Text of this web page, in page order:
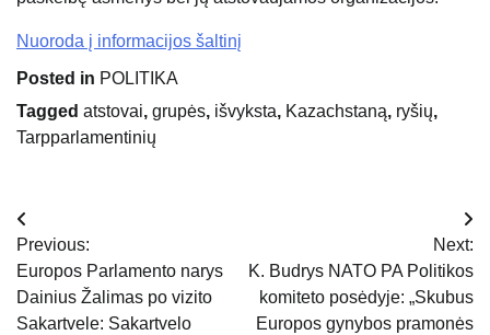
Nuoroda į informacijos šaltinį
Posted in POLITIKA
Tagged atstovai, grupės, išvyksta, Kazachstaną, ryšių,
Tarpparlamentinių
Navigacija
tarp
įrašų
Previous:
Europos Parlamento narys
Dainius Žalimas po vizito
Sakartvele: Sakartvelo
Next:
K. Budrys NATO PA Politikos
komiteto posėdyje: „Skubus
Europos gynybos pramonės